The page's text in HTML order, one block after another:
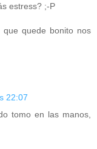
estress? ;-P
quede bonito nos
22:07
tomo en las manos,